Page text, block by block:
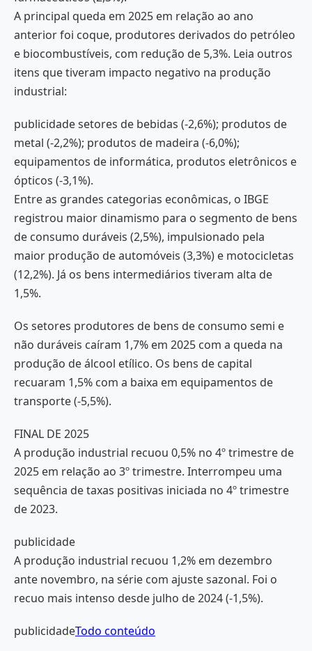
A principal queda em 2025 em relação ao ano
anterior foi coque, produtores derivados do petróleo
e biocombustíveis, com redução de 5,3%. Leia outros
itens que tiveram impacto negativo na produção
industrial:
publicidade setores de bebidas (-2,6%); produtos de
metal (-2,2%); produtos de madeira (-6,0%);
equipamentos de informática, produtos eletrônicos e
ópticos (-3,1%).
Entre as grandes categorias econômicas, o IBGE
registrou maior dinamismo para o segmento de bens
de consumo duráveis (2,5%), impulsionado pela
maior produção de automóveis (3,3%) e motocicletas
(12,2%). Já os bens intermediários tiveram alta de
1,5%.
Os setores produtores de bens de consumo semi e
não duráveis caíram 1,7% em 2025 com a queda na
produção de álcool etílico. Os bens de capital
recuaram 1,5% com a baixa em equipamentos de
transporte (-5,5%).
FINAL DE 2025
A produção industrial recuou 0,5% no 4º trimestre de
2025 em relação ao 3º trimestre. Interrompeu uma
sequência de taxas positivas iniciada no 4º trimestre
de 2023.
publicidade
A produção industrial recuou 1,2% em dezembro
ante novembro, na série com ajuste sazonal. Foi o
recuo mais intenso desde julho de 2024 (-1,5%).
publicidadeTodo conteúdo